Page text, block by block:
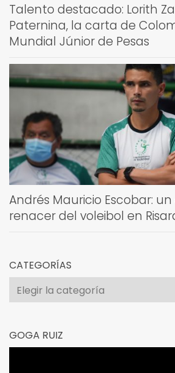
Talento destacado: Lorith
Paternina, la carta de
Mundial Júnior de Pesas
Andrés Mauricio Escobar:
renacer del voleibol en
CATEGORÍAS
Categorías
GOGA RUIZ